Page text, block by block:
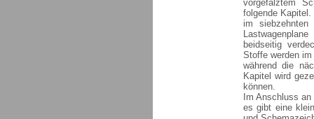
vorgefalztem
folgende Kapitel.
im
beidseitig
Stoffe werden
während die
Kapitel wird
können.
Im Anschluss
es gibt eine